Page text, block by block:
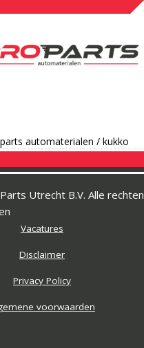
automaterialen / kukko
Utrecht B.V. Alle rechten
Vacatures
Disclaimer
Privacy Policy
voorwaarden